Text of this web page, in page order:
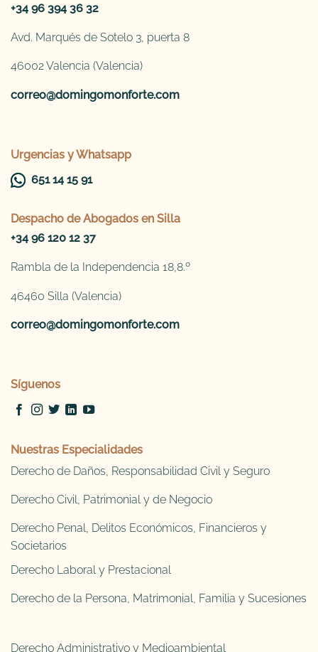
+34 96 394 36 32
Avd. Marqués de Sotelo 3, puerta 8
46002 Valencia (Valencia)
correo@domingomonforte.com
Urgencias y Whatsapp
651 14 15 91
Despacho de Abogados en Silla
+34 96 120 12 37
Rambla de la Independencia 18,8.º
46460 Silla (Valencia)
correo@domingomonforte.com
Síguenos
Nuestras Especialidades
Derecho de Daños, Responsabilidad Civil y Seguro
Derecho Civil, Patrimonial y de Negocio
Derecho Penal, Delitos Económicos, Financieros y
Societarios
Derecho Laboral y Prestacional
Derecho de la Persona, Matrimonial, Familia y Sucesiones
Derecho Administrativo y Medioambiental